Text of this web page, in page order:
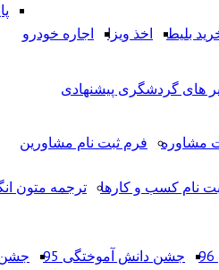
بلیط اخذ ویزا اجاره خودرو
های گردشگری پیشنهادی
مشاوره فرم ثبت نام مشاورین
نام کسب و کارها ترجمه متون
جشن دانش آموختگی 95 جشن